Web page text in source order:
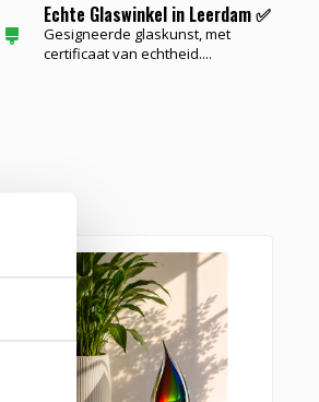
Echte Glaswinkel in Leerdam ✅
Gesigneerde glaskunst, met
certificaat van echtheid....